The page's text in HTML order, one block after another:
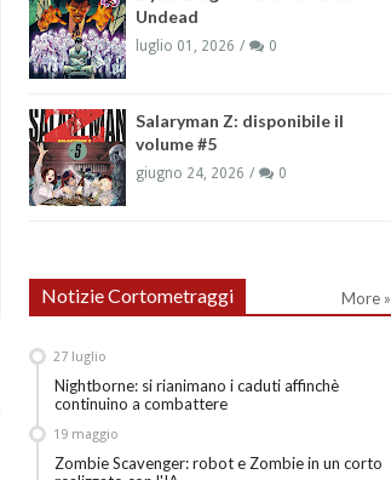
Undead
luglio 01, 2026 0
Salaryman Z: disponibile il
volume #5
giugno 24, 2026 0
Notizie Cortometraggi More »
Nightborne: si rianimano i caduti affinchè
continuino a combattere
27 luglio
Zombie Scavenger: robot e Zombie in un corto
19 maggio